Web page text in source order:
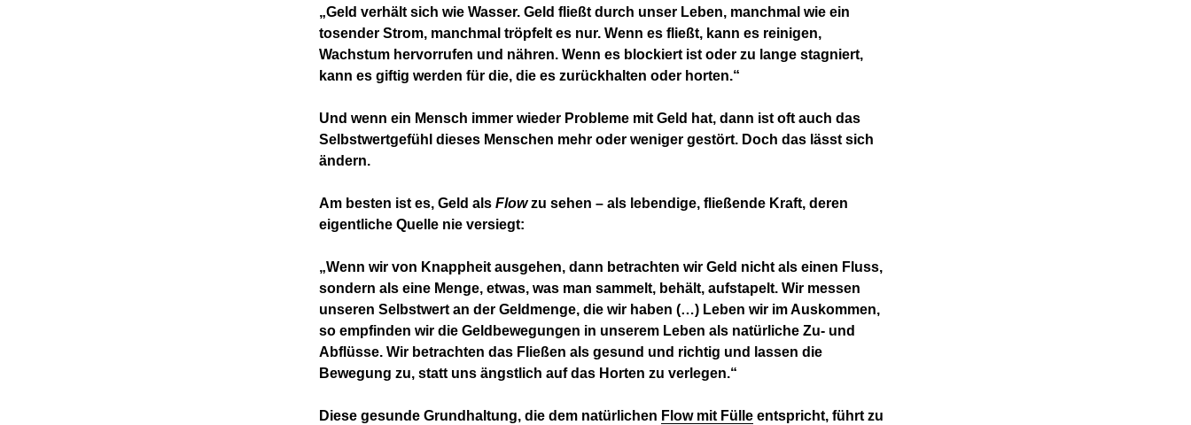
„Geld verhält sich wie Wasser. Geld fließt durch unser Leben, manchmal wie ein
tosender Strom, manchmal tröpfelt es nur. Wenn es fließt, kann es reinigen,
Wachstum hervorrufen und nähren. Wenn es blockiert ist oder zu lange stagniert,
kann es giftig werden für die, die es zurückhalten oder horten.“
Und wenn ein Mensch immer wieder Probleme mit Geld hat, dann ist oft auch das
Selbstwertgefühl dieses Menschen mehr oder weniger gestört. Doch das lässt sich
ändern.
Am besten ist es, Geld als Flowzu sehen – als lebendige, fließende Kraft, deren
eigentliche Quelle nie versiegt:
„Wenn wir von Knappheit ausgehen, dann betrachten wir Geld nicht als einen Fluss,
sondern als eine Menge, etwas, was man sammelt, behält, aufstapelt. Wir messen
unseren Selbstwert an der Geldmenge, die wir haben (…) Leben wir im Auskommen,
so empfinden wir die Geldbewegungen in unserem Leben als natürliche Zu- und
Abflüsse. Wir betrachten das Fließen als gesund und richtig und lassen die
Bewegung zu, statt uns ängstlich auf das Horten zu verlegen.“
Diese gesunde Grundhaltung, die dem natürlichen Flow mit Fülle entspricht, führt zu